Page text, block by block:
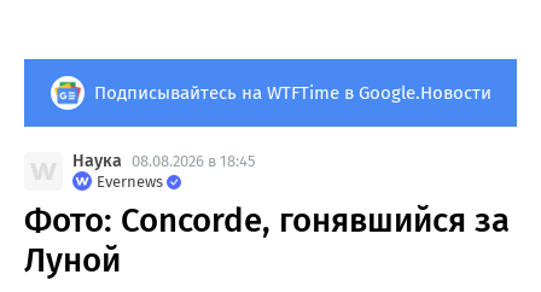
Подписывайтесь на WTFTime в Google.Новости
Наука 08.08.2026 в 18:45
Evernews
Фото: Concorde, гонявшийся за
Луной